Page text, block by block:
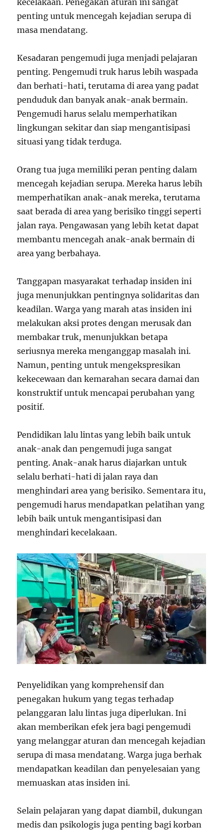
penting untuk mencegah kejadian serupa di
masa mendatang.
Kesadaran pengemudi juga menjadi pelajaran
penting. Pengemudi truk harus lebih waspada
dan berhati-hati, terutama di area yang padat
penduduk dan banyak anak-anak bermain.
Pengemudi harus selalu memperhatikan
lingkungan sekitar dan siap mengantisipasi
situasi yang tidak terduga.
Orang tua juga memiliki peran penting dalam
mencegah kejadian serupa. Mereka harus lebih
memperhatikan anak-anak mereka, terutama
saat berada di area yang berisiko tinggi seperti
jalan raya. Pengawasan yang lebih ketat dapat
membantu mencegah anak-anak bermain di
area yang berbahaya.
Tanggapan masyarakat terhadap insiden ini
juga menunjukkan pentingnya solidaritas dan
keadilan. Warga yang marah atas insiden ini
melakukan aksi protes dengan merusak dan
membakar truk, menunjukkan betapa
seriusnya mereka menganggap masalah ini.
Namun, penting untuk mengekspresikan
kekecewaan dan kemarahan secara damai dan
konstruktif untuk mencapai perubahan yang
positif.
Pendidikan lalu lintas yang lebih baik untuk
anak-anak dan pengemudi juga sangat
penting. Anak-anak harus diajarkan untuk
selalu berhati-hati di jalan raya dan
menghindari area yang berisiko. Sementara itu,
pengemudi harus mendapatkan pelatihan yang
lebih baik untuk mengantisipasi dan
menghindari kecelakaan.
Penyelidikan yang komprehensif dan
penegakan hukum yang tegas terhadap
pelanggaran lalu lintas juga diperlukan. Ini
akan memberikan efek jera bagi pengemudi
yang melanggar aturan dan mencegah kejadian
serupa di masa mendatang. Warga juga berhak
mendapatkan keadilan dan penyelesaian yang
memuaskan atas insiden ini.
Selain pelajaran yang dapat diambil, dukungan
medis dan psikologis juga penting bagi korban